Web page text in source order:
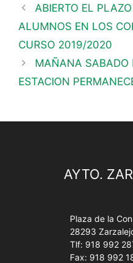
ABIERTO EL
ALUMNOS EN LOS
CURSO 2019/2020
MAÑANA SABADO
ESTACION
AYTO.
Plaza de la
28293
Tlf: 918 992
Fax: 918 992